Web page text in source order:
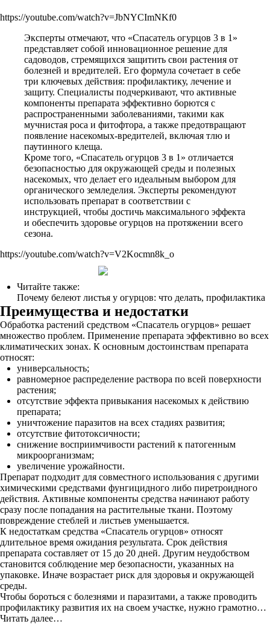
https://youtube.com/watch?v=JbNYCImNKf0
Эксперты отмечают, что «Спасатель огурцов 3 в 1»
представляет собой инновационное решение для
садоводов, стремящихся защитить свои растения от
болезней и вредителей. Его формула сочетает в себе
три ключевых действия: профилактику, лечение и
защиту. Специалисты подчеркивают, что активные
компоненты препарата эффективно борются с
распространенными заболеваниями, такими как
мучнистая роса и фитофтора, а также предотвращают
появление насекомых-вредителей, включая тлю и
паутинного клеща.
Кроме того, «Спасатель огурцов 3 в 1» отличается
безопасностью для окружающей среды и полезных
насекомых, что делает его идеальным выбором для
органического земледелия. Эксперты рекомендуют
использовать препарат в соответствии с
инструкцией, чтобы достичь максимального эффекта
и обеспечить здоровье огурцов на протяжении всего
сезона.
https://youtube.com/watch?v=V2Kocmn8k_o
Читайте также:
Почему белеют листья у огурцов: что делать, профилактика
Преимущества и недостатки
Обработка растений средством «Спасатель огурцов» решает
множество проблем. Применение препарата эффективно во всех
климатических зонах. К основным достоинствам препарата
относят:
универсальность;
равномерное распределение раствора по всей поверхности
растения;
отсутствие эффекта привыкания насекомых к действию
препарата;
уничтожение паразитов на всех стадиях развития;
отсутствие фитотоксичности;
снижение восприимчивости растений к патогенным
микроорганизмам;
увеличение урожайности.
Препарат подходит для совместного использования с другими
химическими средствами фунгицидного либо пиретроидного
действия. Активные компоненты средства начинают работу
сразу после попадания на растительные ткани. Поэтому
повреждение стеблей и листьев уменьшается.
К недостаткам средства «Спасатель огурцов» относят
длительное время ожидания результата. Срок действия
препарата составляет от 15 до 20 дней. Другим неудобством
становится соблюдение мер безопасности, указанных на
упаковке. Иначе возрастает риск для здоровья и окружающей
среды.
Чтобы бороться с болезнями и паразитами, а также проводить
профилактику развития их на своем участке, нужно грамотно…
Читать далее…